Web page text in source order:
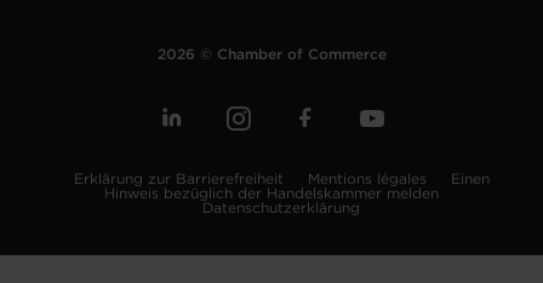
2026 © Chamber of Commerce
Erklärung zur Barrierefreiheit Mentions légales
Einen
Hinweis bezüglich der Handelskammer melden
Datenschutzerklärung